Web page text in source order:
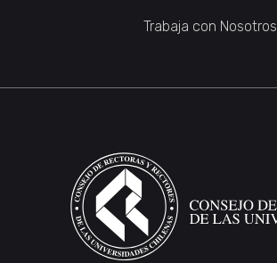
Trabaja con Nosotros